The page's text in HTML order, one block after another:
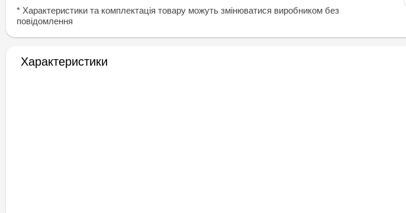
* Характеристики та комплектація товару можуть змінюватися виробником без
повідомлення
Характеристики